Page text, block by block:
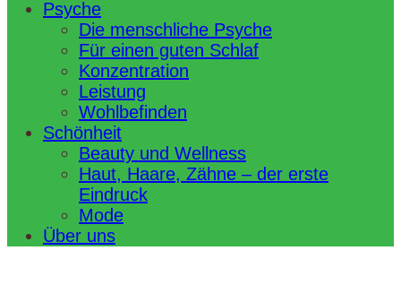
Psyche
Die menschliche Psyche
Für einen guten Schlaf
Konzentration
Leistung
Wohlbefinden
Schönheit
Beauty und Wellness
Haut, Haare, Zähne – der erste
Eindruck
Mode
Über uns